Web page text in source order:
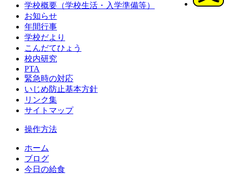
学校概要（学校生活・入学準備等）
お知らせ
年間行事
学校だより
こんだてひょう
校内研究
PTA
緊急時の対応
いじめ防止基本方針
リンク集
サイトマップ
操作方法
ホーム
ブログ
今日の給食